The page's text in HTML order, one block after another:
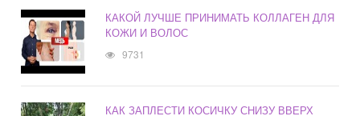
КАКОЙ ЛУЧШЕ ПРИНИМАТЬ КОЛЛАГЕН ДЛЯ
КОЖИ И ВОЛОС
9731
КАК ЗАПЛЕСТИ КОСИЧКУ СНИЗУ ВВЕРХ